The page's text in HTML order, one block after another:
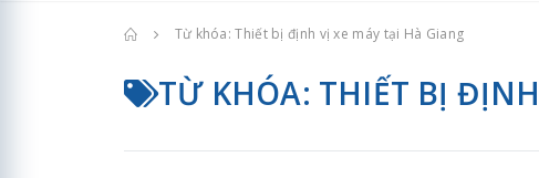
Trang chủTừ khóa: Thiết bị định vị xe máy tại Hà Giang
TỪ KHÓA: THIẾT BỊ